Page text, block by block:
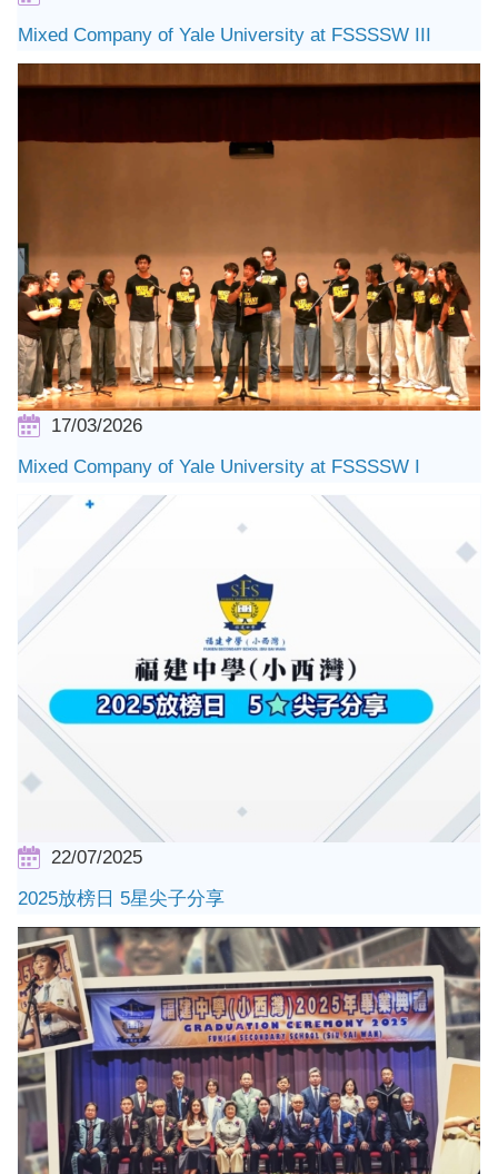
Mixed Company of Yale University at FSSSSW III
17/03/2026
Mixed Company of Yale University at FSSSSW I
22/07/2025
2025放榜日 5星尖子分享